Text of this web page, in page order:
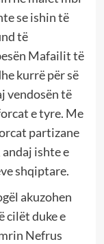
se ishin të
të
Mafailit të
kurrë për së
vendosën të
e tyre. Me
partizane
ishte e
shqiptare.
akuzohen
cilët duke e
Nefrus